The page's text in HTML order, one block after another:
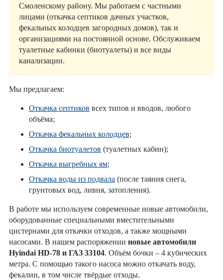
Смоленскому району. Мы работаем с частными
лицами (откачка септиков дачных участков,
фекальных колодцев загородных домов), так и
организациями на постоянной основе. Обслуживаем
туалетные кабинки (биотуалеты) и все виды
канализации.
Мы предлагаем:
Откачка септиков всех типов и вводов, любого
объёма;
Откачка фекальных колодцев;
Откачка биотуалетов (туалетных кабин);
Откачка выгребных ям;
Откачка воды из подвала (после таяния снега,
грунтовых вод, ливня, затопления).
В работе мы используем современные новые автомобили,
оборудованные специальными вместительными
цистернами для откачки отходов, а также мощными
насосами. В нашем распоряжении новые автомобили
Hyindai HD-78 и ГАЗ 33104. Объём бочки – 4 кубических
метра. С помощью такого насоса можно откачать воду,
фекалии, в том числе твёрдые отходы.